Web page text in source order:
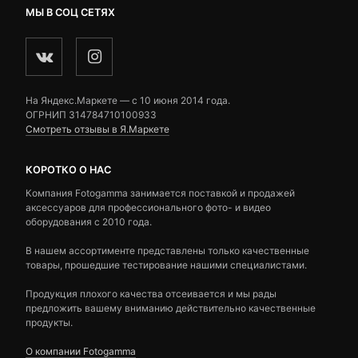
МЫ В СОЦ СЕТЯХ
На Яндекс.Маркете — c 10 июня 2014 года.
ОГРНИП 314784710100933
Смотреть отзывы в Я.Маркете
КОРОТКО О НАС
Компания Fotogamma занимается поставкой и продажей
аксессуаров для профессионального фото- и видео
оборудования с 2010 года.
В нашем ассортименте представлены только качественные
товары, прошедшие тестирование нашими специалистами.
Продукция плохого качества отсеивается и мы рады
предложить вашему вниманию действительно качественные
продукты.
О компании Fotogamma